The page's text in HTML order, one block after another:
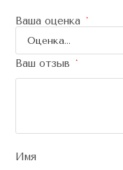
Ваша оценка *
Ваш отзыв *
Имя